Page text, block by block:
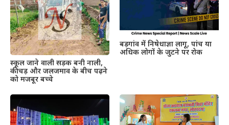
स्कूल जाने वाली सड़क बनी नाली,
कीचड़ और जलजमाव के बीच पढ़ने
को मजबूर बच्चे
बड़गांव में निषेधाज्ञा लागू, पांच या
अधिक लोगों के जुटने पर रोक